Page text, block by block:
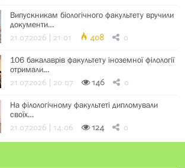
Випускникам біологічного факультету вручили
документи…
21.07.2026 | 21:01 408 0
106 бакалаврів факультету іноземної філології
отримали…
21.07.2026 | 20:07 146 0
На філологічному факультеті дипломували
своїх…
21.07.2026 | 14:06 124 0